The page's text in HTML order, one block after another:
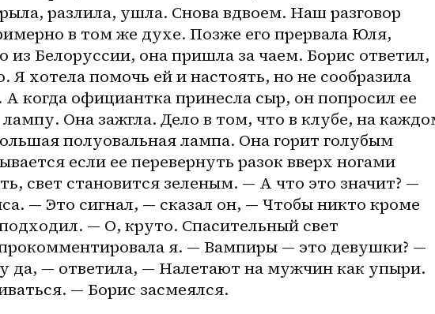
разлила, ушла. Снова вдвоем. Наш разговор
в том же духе. Позже его прервала Юля,
из Белоруссии, она пришла за чаем. Борис ответил,
Я хотела помочь ей и настоять, но не сообразила
когда официантка принесла сыр, он попросил ее
Она зажгла. Дело в том, что в клубе, на
полуовальная лампа. Она горит голубым
если ее перевернуть разок вверх ногами
свет становится зеленым. — А что это значит? —
— Это сигнал, — сказал он, — Чтобы никто кроме
— О, круто. Спасительный свет
я. — Вампиры — это девушки? —
да, — ответила, — Налетают на мужчин как упыри.
— Борис засмеялся.